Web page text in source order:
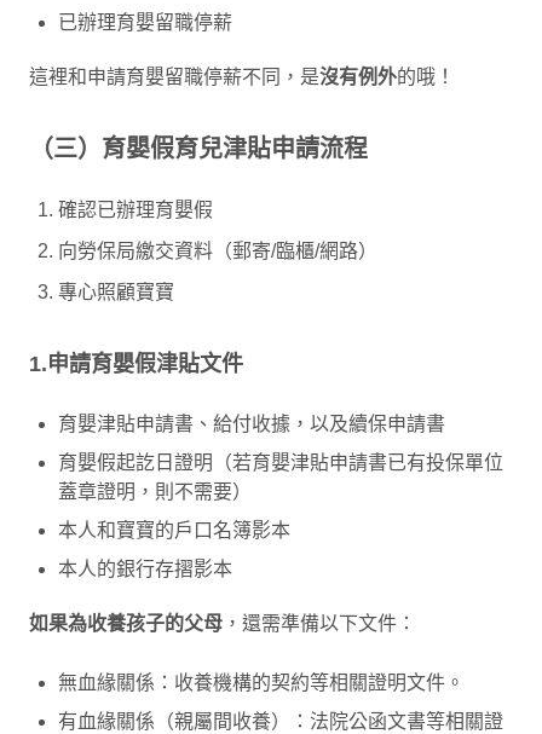
已辦理育嬰留職停薪
這裡和申請育嬰留職停薪不同，是沒有例外的哦！
（三）育嬰假育兒津貼申請流程
確認已辦理育嬰假
向勞保局繳交資料（郵寄/臨櫃/網路）
專心照顧寶寶
1.申請育嬰假津貼文件
育嬰津貼申請書、給付收據，以及續保申請書
育嬰假起訖日證明（若育嬰津貼申請書已有投保單位
蓋章證明，則不需要）
本人和寶寶的戶口名簿影本
本人的銀行存摺影本
如果為收養孩子的父母 ，還需準備以下文件：
無血緣關係：收養機構的契約等相關證明文件。
有血緣關係（親屬間收養）：法院公函文書等相關證